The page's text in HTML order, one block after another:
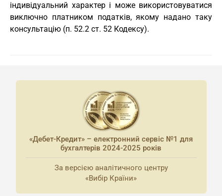
індивідуальний характер і може використовуватися
виключно платником податків, якому надано таку
консультацію (п. 52.2 ст. 52 Кодексу).
«Дебет-Кредит» – електронний сервіс №1 для
бухгалтерів 2024-2025 років
За версією аналітичного центру
«Вибір Країни»